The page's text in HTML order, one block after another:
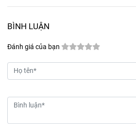
BÌNH LUẬN
Đánh giá của bạn